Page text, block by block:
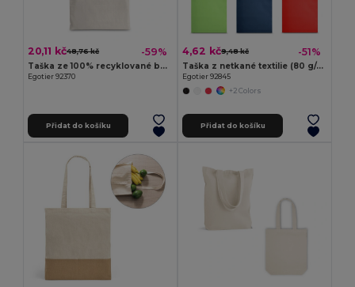
20,11 kč48,76 kč -59%
Taška ze 100% recyklované bavlny (180 g/m²)
Egotier 92370
Přidat do košíku
4,62 kč9,48 kč -51%
Taška z netkané textilie (80 g/m²)
Egotier 92845
+2 Colors
Přidat do košíku